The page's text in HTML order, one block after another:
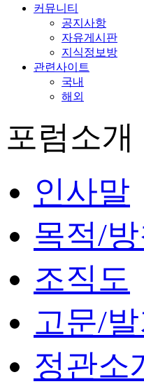
커뮤니티
공지사항
자유게시판
지식정보방
관련사이트
국내
해외
포럼소개
인사말
목적/
조직도
고문/
정관소